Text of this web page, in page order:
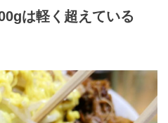
は軽く超えている